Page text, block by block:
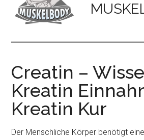
Creatin –
Kreatin
Kreatin Kur
Der Menschliche Körper benötigt